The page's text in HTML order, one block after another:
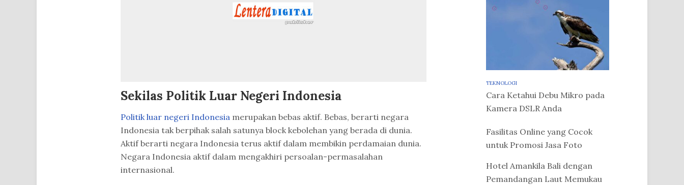
Sekilas Politik Luar Negeri Indonesia
Politik luar negeri Indonesia merupakan bebas aktif. Bebas, berarti negara
Indonesia tak berpihak salah satunya block kebolehan yang berada di dunia.
Aktif berarti negara Indonesia terus aktif dalam membikin perdamaian dunia.
Negara Indonesia aktif dalam mengakhiri persoalan-permasalahan
internasional.
TEKNOLOGI
Cara Ketahui Debu Mikro pada
Kamera DSLR Anda
Fasilitas Online yang Cocok
untuk Promosi Jasa Foto
Hotel Amankila Bali dengan
Pemandangan Laut Memukau